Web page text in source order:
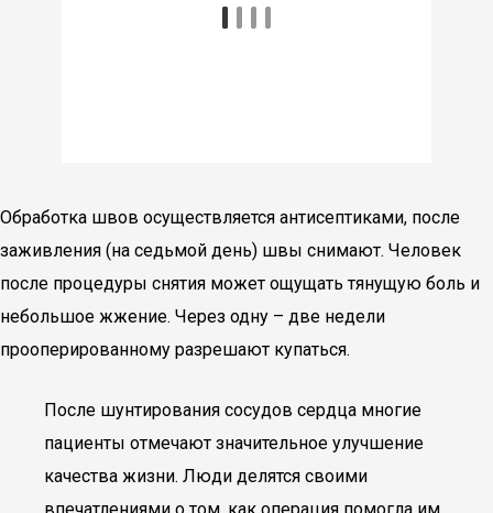
Обработка швов осуществляется антисептиками, после
заживления (на седьмой день) швы снимают. Человек
после процедуры снятия может ощущать тянущую боль и
небольшое жжение. Через одну – две недели
прооперированному разрешают купаться.
После шунтирования сосудов сердца многие
пациенты отмечают значительное улучшение
качества жизни. Люди делятся своими